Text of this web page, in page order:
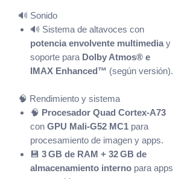
🔊 Sonido
🔊 Sistema de altavoces con
potencia envolvente multimedia y
soporte para Dolby Atmos® e
IMAX Enhanced™ (según versión).
🧠 Rendimiento y sistema
🧠 Procesador Quad Cortex‑A73
con GPU Mali‑G52 MC1 para
procesamiento de imagen y apps.
💾 3 GB de RAM + 32 GB de
almacenamiento interno para apps